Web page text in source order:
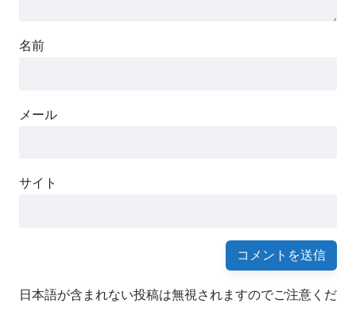
名前
メール
サイト
日本語が含まれない投稿は無視されますのでご注意くだ